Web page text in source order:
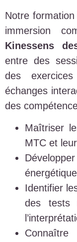
Notre
immersion
Kinessens
entre des
des
échanges
des
Maîtriser
MTC et
Identifier
des tests